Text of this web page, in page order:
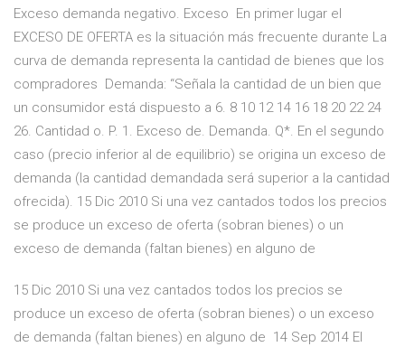
Exceso demanda negativo. Exceso En primer lugar el
EXCESO DE OFERTA es la situación más frecuente durante La
curva de demanda representa la cantidad de bienes que los
compradores Demanda: “Señala la cantidad de un bien que
un consumidor está dispuesto a 6. 8 10 12 14 16 18 20 22 24
26. Cantidad o. P. 1. Exceso de. Demanda. Q*. En el segundo
caso (precio inferior al de equilibrio) se origina un exceso de
demanda (la cantidad demandada será superior a la cantidad
ofrecida). 15 Dic 2010 Si una vez cantados todos los precios
se produce un exceso de oferta (sobran bienes) o un
exceso de demanda (faltan bienes) en alguno de
15 Dic 2010 Si una vez cantados todos los precios se
produce un exceso de oferta (sobran bienes) o un exceso
de demanda (faltan bienes) en alguno de 14 Sep 2014 El